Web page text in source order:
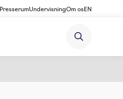
PresserumUndervisningOm osEN